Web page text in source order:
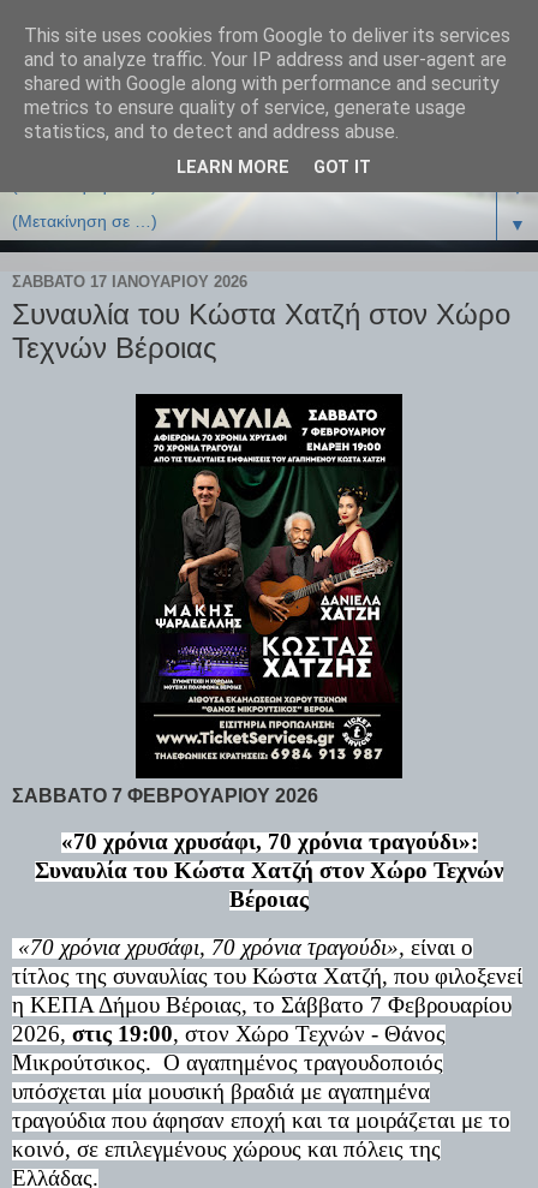
▼
▼
ΣΆΒΒΑΤΟ 17 ΙΑΝΟΥΑΡΊΟΥ 2026
Συναυλία του Κώστα Χατζή στον Χώρο
Τεχνών Βέροιας
ΣΑΒΒΑΤΟ 7 ΦΕΒΡΟΥΑΡΙΟΥ 2026
«70 χρόνια χρυσάφι, 70 χρόνια τραγούδι»:
Συναυλία του Κώστα Χατζή στον Χώρο Τεχνών
Βέροιας
«70 χρόνια χρυσάφι, 70 χρόνια τραγούδι»,είναι ο
τίτλος της συναυλίας του Κώστα Χατζή, που φιλοξενεί
η ΚΕΠΑ Δήμου Βέροιας, το Σάββατο 7 Φεβρουαρίου
2026,στις 19:00, στον Χώρο Τεχνών - Θάνος
Μικρούτσικος. O αγαπημένος τραγουδοποιός
υπόσχεται μία μουσική βραδιά με αγαπημένα
τραγούδια που άφησαν εποχή και τα μοιράζεται με το
κοινό, σε επιλεγμένους χώρους και πόλεις της
Ελλάδας.
This site uses cookies from Google to deliver its services
and to analyze traffic. Your IP address and user-agent are
shared with Google along with performance and security
metrics to ensure quality of service, generate usage
statistics, and to detect and address abuse.
LEARN MORE GOT IT